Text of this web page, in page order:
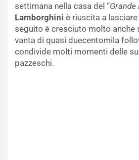
settimana nella casa del “Grande
Lamborghini è riuscita a
seguito è cresciuto molto anche
vanta di quasi duecentomila
condivide molti momenti delle
pazzeschi.